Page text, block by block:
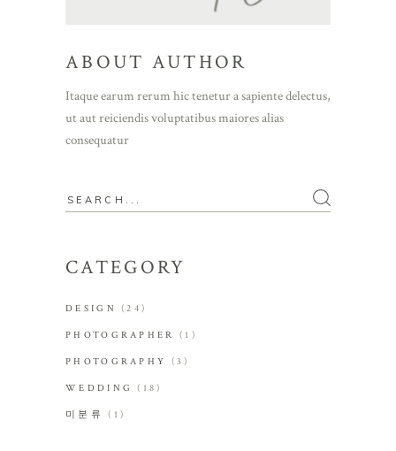
ABOUT AUTHOR
Itaque earum rerum hic tenetur a sapiente delectus,
ut aut reiciendis voluptatibus maiores alias
consequatur
Search
CATEGORY
DESIGN (24)
PHOTOGRAPHER (1)
PHOTOGRAPHY (3)
WEDDING (18)
미분류 (1)